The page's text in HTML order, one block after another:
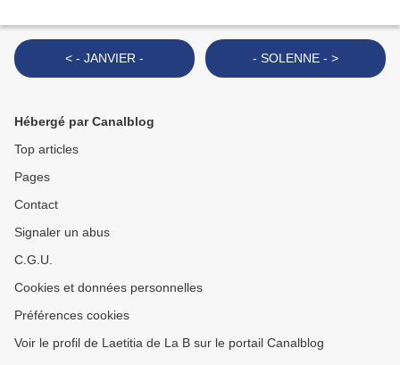
< - JANVIER - - SOLENNE - >
Hébergé par Canalblog
Top articles
Pages
Contact
Signaler un abus
C.G.U.
Cookies et données personnelles
Préférences cookies
Voir le profil de Laetitia de La B sur le portail Canalblog